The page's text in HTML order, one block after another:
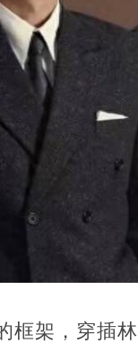
框架，穿插林